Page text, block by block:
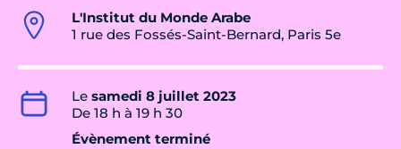
L'Institut du Monde Arabe
1 rue des Fossés-Saint-Bernard, Paris 5e
Le samedi 8 juillet 2023
De 18 h à 19 h 30
Évènement terminé